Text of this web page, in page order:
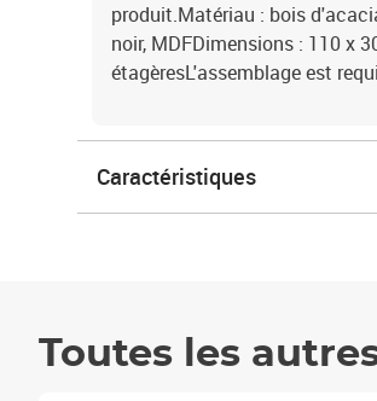
produit.Matériau : bois
noir, MDFDimensions : 110 x
étagèresL'assemblage est
Caractéristiques
Toutes les